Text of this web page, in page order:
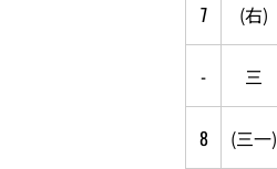
7 (右)
- 三
8 (三一)